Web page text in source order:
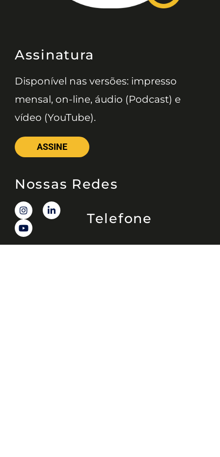
Assinatura
Disponível nas versões: impresso
mensal, on-line, áudio (Podcast) e
vídeo (YouTube).
ASSINE
Nossas Redes
Telefone